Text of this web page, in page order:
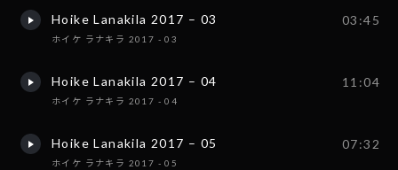
Hoike Lanakila 2017 – 03
ホイケ ラナキラ 2017 - 03
03:45
Hoike Lanakila 2017 – 04
ホイケ ラナキラ 2017 - 04
11:04
Hoike Lanakila 2017 – 05
ホイケ ラナキラ 2017 - 05
07:32